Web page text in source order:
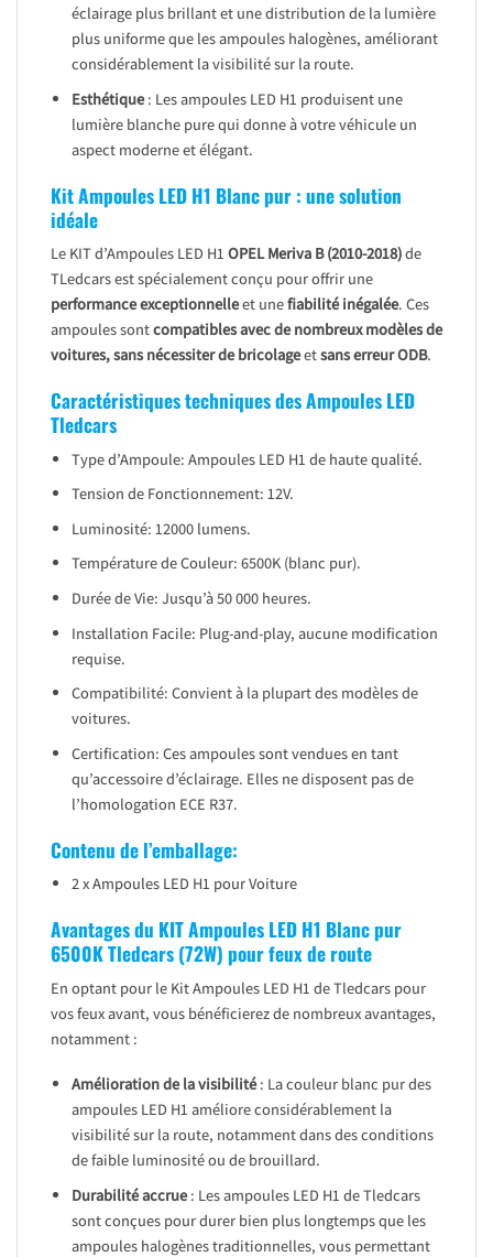
éclairage plus brillant et une distribution de la lumière
plus uniforme que les ampoules halogènes, améliorant
considérablement la visibilité sur la route.
Esthétique: Les ampoules LED H1 produisent une
lumière blanche pure qui donne à votre véhicule un
aspect moderne et élégant.
Kit Ampoules LED H1 Blanc pur : une solution
idéale
Le KIT d’Ampoules LED H1 OPEL Meriva B (2010-2018)de
TLedcars est spécialement conçu pour offrir une
performance exceptionnelleet unefiabilité inégalée. Ces
ampoules sontcompatibles avec de nombreux modèles de
voitures, sans nécessiter de bricolageetsans erreur ODB.
Caractéristiques techniques des Ampoules LED
Tledcars
Type d’Ampoule: Ampoules LED H1 de haute qualité.
Tension de Fonctionnement: 12V.
Luminosité: 12000 lumens.
Température de Couleur: 6500K (blanc pur).
Durée de Vie: Jusqu’à 50 000 heures.
Installation Facile: Plug-and-play, aucune modification
requise.
Compatibilité: Convient à la plupart des modèles de
voitures.
Certification: Ces ampoules sont vendues en tant
qu’accessoire d’éclairage. Elles ne disposent pas de
l’homologation ECE R37.
Contenu de l’emballage:
2 x Ampoules LED H1 pour Voiture
Avantages du KIT Ampoules LED H1 Blanc pur
6500K Tledcars (72W) pour feux de route
En optant pour le Kit Ampoules LED H1 de Tledcars pour
vos feux avant, vous bénéficierez de nombreux avantages,
notamment :
Amélioration de la visibilité: La couleur blanc pur des
ampoules LED H1 améliore considérablement la
visibilité sur la route, notamment dans des conditions
de faible luminosité ou de brouillard.
Durabilité accrue: Les ampoules LED H1 de Tledcars
sont conçues pour durer bien plus longtemps que les
ampoules halogènes traditionnelles, vous permettant